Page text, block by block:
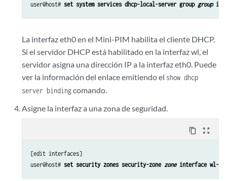
user@host# set system services dhcp-local-server group group
La interfaz eth0 en el Mini-PIM habilita el cliente DHCP.
Si el servidor DHCP está habilitado en la interfaz wl, el
servidor asigna una dirección IP a la interfaz eth0. Puede
ver la información del enlace emitiendo el show dhcp
server bindingcomando.
Asigne la interfaz a una zona de seguridad.
content_copy zoom_out_map
[edit interfaces]
user@host# set security zones security-zone zone interface wl-